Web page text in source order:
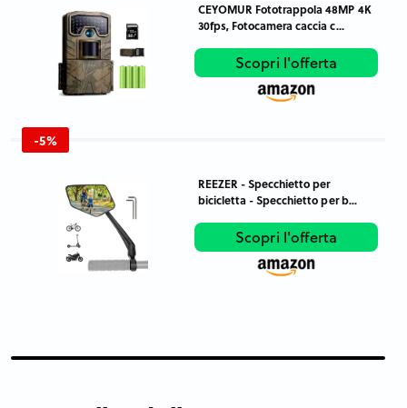
CEYOMUR Fototrappola 48MP 4K
30fps, Fotocamera caccia c...
Scopri l'offerta
-5%
REEZER - Specchietto per
bicicletta - Specchietto per b...
Scopri l'offerta